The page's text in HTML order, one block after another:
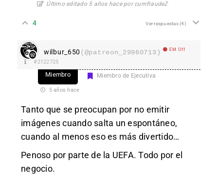
Último editado 5 años hace por cumfraudeZ
4 Ver respuestas(4)
wilbur_650 (@patreon_29960713) EM Off
#2122725
Miembro Miembro de Ejecutiva
5 años hace
Tanto que se preocupan por no emitir
imágenes cuando salta un espontáneo,
cuando al menos eso es más divertido…
Penoso por parte de la UEFA. Todo por el
negocio.